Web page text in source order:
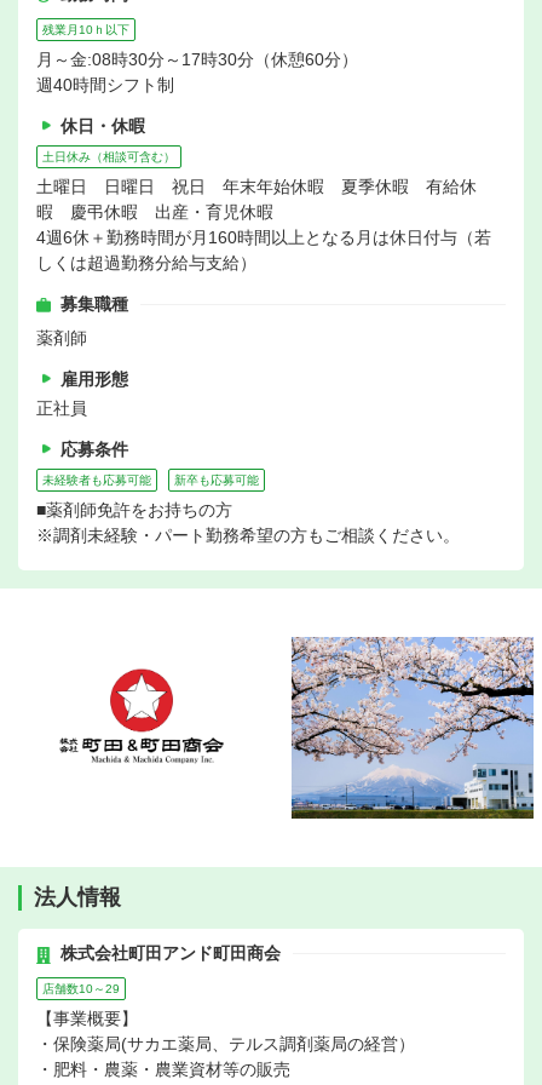
残業月10ｈ以下
月～金:08時30分～17時30分（休憩60分）
週40時間シフト制
休日・休暇
土日休み（相談可含む）
土曜日 日曜日 祝日 年末年始休暇 夏季休暇 有給休
暇 慶弔休暇 出産・育児休暇
4週6休＋勤務時間が月160時間以上となる月は休日付与（若
しくは超過勤務分給与支給）
募集職種
薬剤師
雇用形態
正社員
応募条件
未経験者も応募可能 新卒も応募可能
■薬剤師免許をお持ちの方
※調剤未経験・パート勤務希望の方もご相談ください。
法人情報
株式会社町田アンド町田商会
店舗数10～29
【事業概要】
・保険薬局(サカエ薬局、テルス調剤薬局の経営）
・肥料・農薬・農業資材等の販売